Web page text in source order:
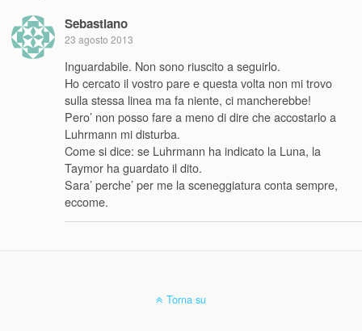
Sebastiano
23 agosto 2013
Inguardabile. Non sono riuscito a seguirlo.
Ho cercato il vostro pare e questa volta non mi trovo
sulla stessa linea ma fa niente, ci mancherebbe!
Pero’ non posso fare a meno di dire che accostarlo a
Luhrmann mi disturba.
Come si dice: se Luhrmann ha indicato la Luna, la
Taymor ha guardato il dito.
Sara’ perche’ per me la sceneggiatura conta sempre,
eccome.
Torna su